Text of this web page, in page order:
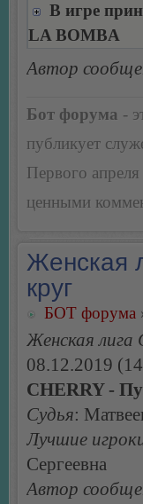
В игре
LA BOMBA
Автор
Бот форума -
публикует
Первого
ценными
Женская
круг
БОТ форума
Женская
08.12.2019
CHERRY -
Судья:
Лучшие
Сергеевна
Автор